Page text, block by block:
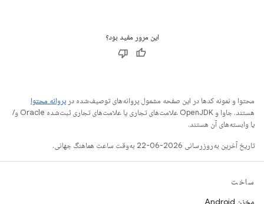
این مرور مفید بود؟
محتوا و نمونه کدها در این صفحه مشمول پروانه‌های توصیف‌شده در پروانه محتوا
هستند. جاوا و OpenJDK علامت‌های تجاری یا علامت‌های تجاری ثبت‌شده Oracle و/
یا وابسته‌های آن هستند.
تاریخ آخرین به‌روزرسانی 2026-06-22 به‌وقت ساعت هماهنگ جهانی.
ساخت
مخزن Android